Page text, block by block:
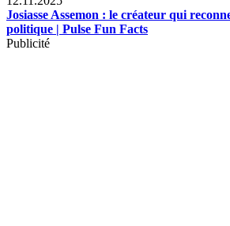
Josiasse Assemon : le créateur qui
politique | Pulse Fun Facts
Publicité